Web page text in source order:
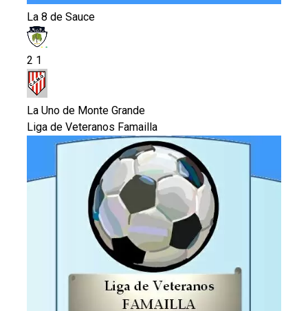
La 8 de Sauce
2 1
La Uno de Monte Grande
Liga de Veteranos Famailla